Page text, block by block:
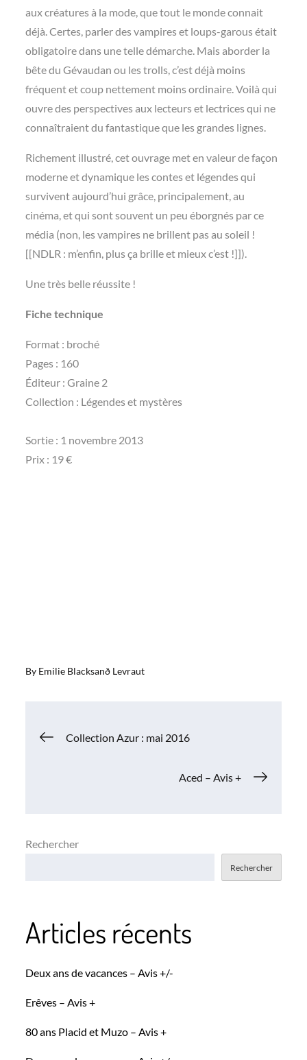
aux créatures à la mode, que tout le monde connait
déjà. Certes, parler des vampires et loups-garous était
obligatoire dans une telle démarche. Mais aborder la
bête du Gévaudan ou les trolls, c’est déjà moins
fréquent et coup nettement moins ordinaire. Voilà qui
ouvre des perspectives aux lecteurs et lectrices qui ne
connaîtraient du fantastique que les grandes lignes.
Richement illustré, cet ouvrage met en valeur de façon
moderne et dynamique les contes et légendes qui
survivent aujourd’hui grâce, principalement, au
cinéma, et qui sont souvent un peu éborgnés par ce
média (non, les vampires ne brillent pas au soleil !
[[NDLR : m’enfin, plus ça brille et mieux c’est !]]).
Une très belle réussite !
Fiche technique
Format : broché
Pages : 160
Éditeur : Graine 2
Collection : Légendes et mystères
Sortie : 1 novembre 2013
Prix : 19 €
By Emilie Blacksanð Levraut
Navigation
Collection Azur : mai 2016
Aced – Avis +
Rechercher
Rechercher
Articles récents
Deux ans de vacances – Avis +/-
Erêves – Avis +
80 ans Placid et Muzo – Avis +